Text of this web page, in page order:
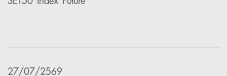
27/07/2569